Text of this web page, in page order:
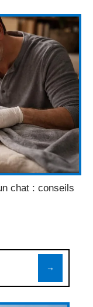
chat : conseils